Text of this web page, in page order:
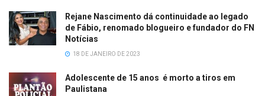
Rejane Nascimento dá continuidade ao legado
de Fábio, renomado blogueiro e fundador do FN
Notícias
18 DE JANEIRO DE 2023
Adolescente de 15 anos é morto a tiros em
Paulistana